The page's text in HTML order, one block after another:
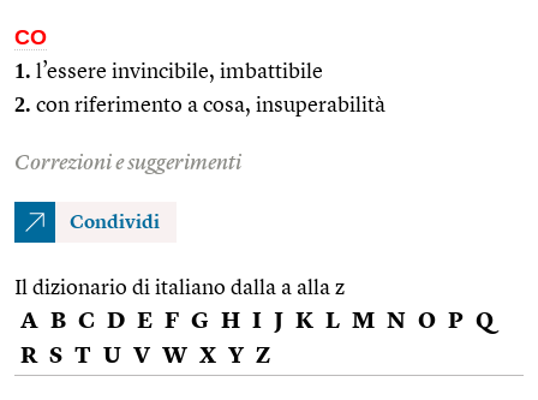
CO
1. l’essere invincibile, imbattibile
2. con riferimento a cosa, insuperabilità
Correzioni e suggerimenti
Condividi
Il dizionario di italiano dalla a alla z
A B C D E F G H I J K L M N O P Q
R S T U V W X Y Z